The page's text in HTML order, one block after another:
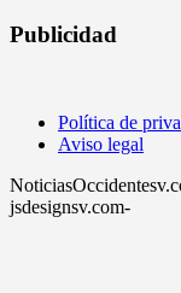
Publicidad
Política de
Aviso legal
jsdesignsv.com-